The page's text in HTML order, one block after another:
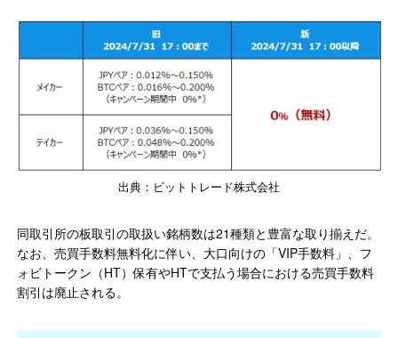
出典：ビットトレード株式会社
同取引所の板取引の取扱い銘柄数は21種類と豊富な取り揃えだ。
なお、売買手数料無料化に伴い、大口向けの「VIP手数料」、フ
ォビトークン（HT）保有やHTで支払う場合における売買手数料
割引は廃止される。